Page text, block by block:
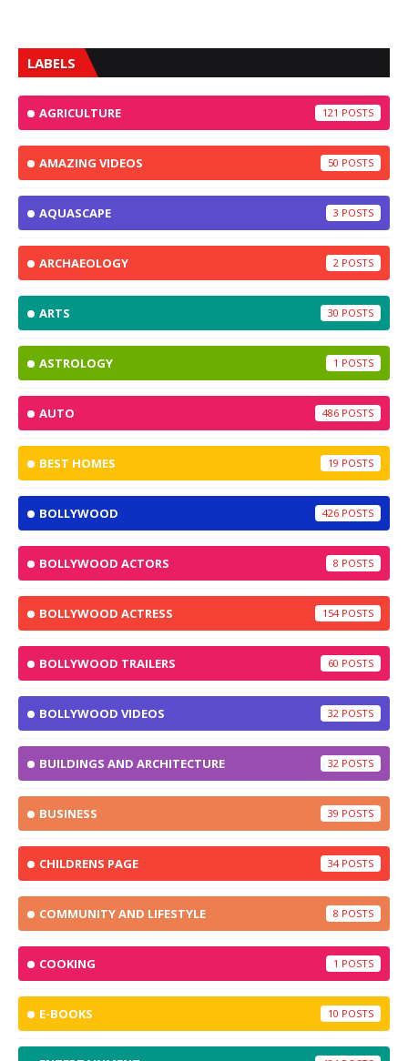
LABELS
AGRICULTURE 121
AMAZING VIDEOS 50
AQUASCAPE 3
ARCHAEOLOGY 2
ARTS 30
ASTROLOGY 1
AUTO 486
BEST HOMES 19
BOLLYWOOD 426
BOLLYWOOD ACTORS 8
BOLLYWOOD ACTRESS 154
BOLLYWOOD TRAILERS 60
BOLLYWOOD VIDEOS 32
BUILDINGS AND ARCHITECTURE 32
BUSINESS 39
CHILDRENS PAGE 34
COMMUNITY AND LIFESTYLE 8
COOKING 1
E-BOOKS 10